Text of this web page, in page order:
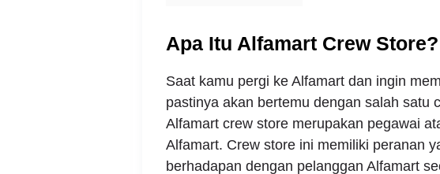
Apa Itu Alfamart Crew Store?
Saat kamu pergi ke Alfamart dan ingin
pastinya akan bertemu dengan salah satu
Alfamart crew store merupakan pegawai
Alfamart. Crew store ini memiliki peranan
berhadapan dengan pelanggan Alfamart